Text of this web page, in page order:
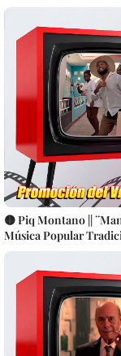
🟡 Piq Montano ||
Música Popular